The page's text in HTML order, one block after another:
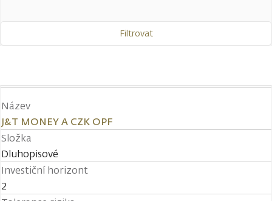
Filtrovat
Název
J&T MONEY A CZK OPF
Složka
Dluhopisové
Investiční horizont
2